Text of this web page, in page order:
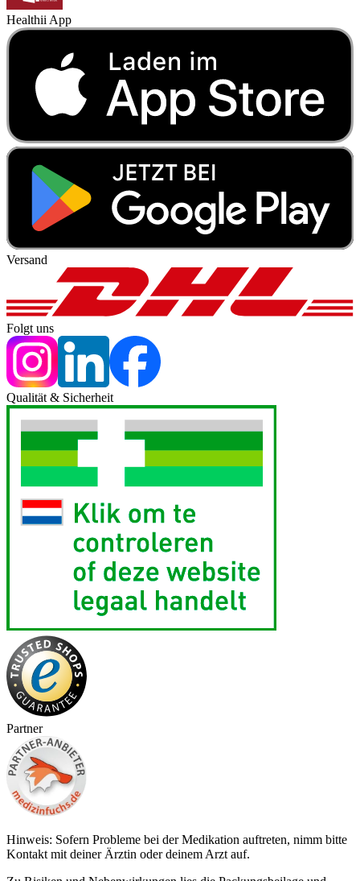
Healthii App
Versand
Folgt uns
Qualität & Sicherheit
Partner
Hinweis: Sofern Probleme bei der Medikation auftreten, nimm bitte
Kontakt mit deiner Ärztin oder deinem Arzt auf.